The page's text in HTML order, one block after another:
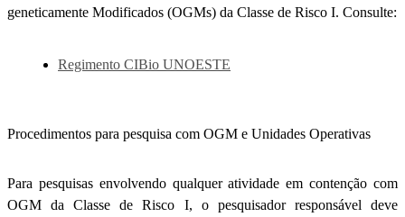
geneticamente Modificados (OGMs) da Classe de Risco I. Consulte:
Regimento CIBio UNOESTE
Procedimentos para pesquisa com OGM e Unidades Operativas
Para pesquisas envolvendo qualquer atividade em contenção com
OGM da Classe de Risco I, o pesquisador responsável deve